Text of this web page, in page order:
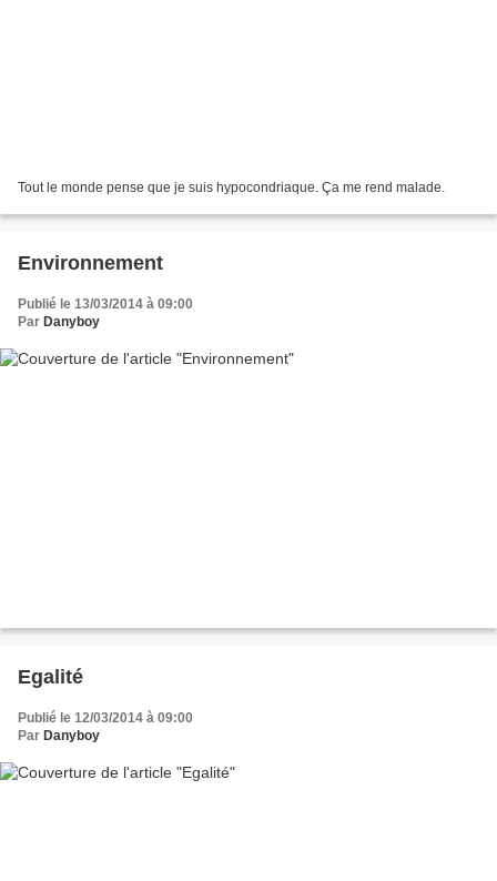
Tout le monde pense que je suis hypocondriaque. Ça me rend malade.
Environnement
Publié le 13/03/2014 à 09:00
Par Danyboy
Egalité
Publié le 12/03/2014 à 09:00
Par Danyboy